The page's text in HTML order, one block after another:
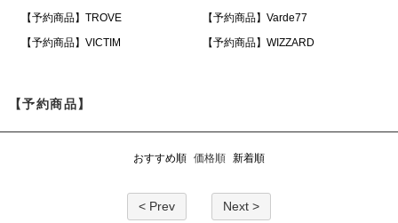
【予約商品】TROVE
【予約商品】Varde77
【予約商品】VICTIM
【予約商品】WIZZARD
【予約商品】
おすすめ順 価格順 新着順
< Prev Next >